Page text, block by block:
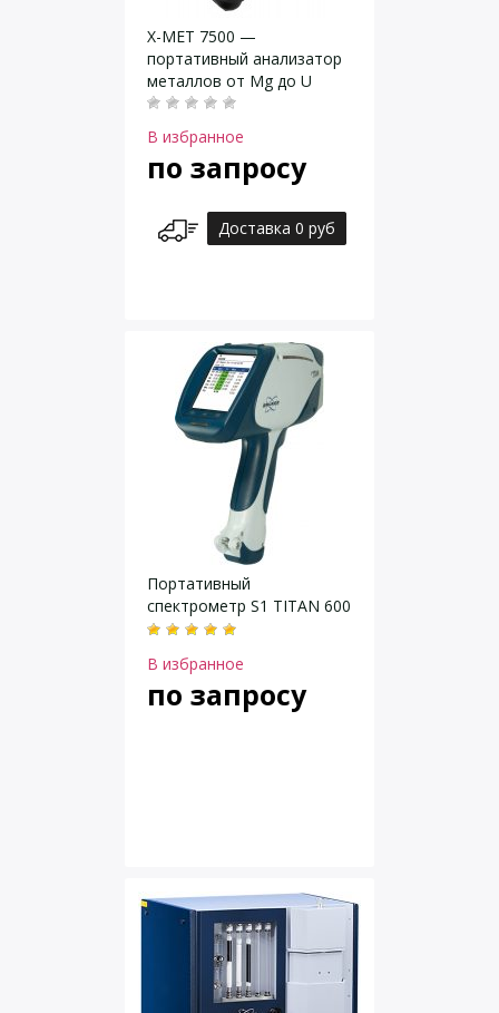
X-MET 7500 —
портативный анализатор
металлов от Mg до U
В избранное
по запросу
Доставка 0 руб
Портативный
спектрометр S1 TITAN 600
В избранное
по запросу